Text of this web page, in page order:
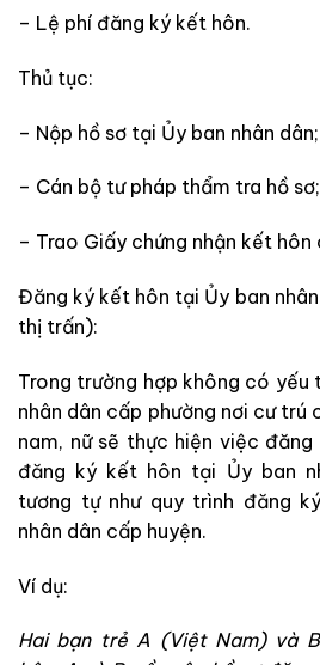
– Lệ phí đăng ký kết hôn.
Thủ tục:
– Nộp hồ sơ tại Ủy ban nhân dân;
– Cán bộ tư pháp thẩm tra hồ sơ;
– Trao Giấy chứng nhận kết hôn
Đăng ký kết hôn tại Ủy ban
thị trấn):
Trong trường hợp không có yếu
nhân dân cấp phường nơi cư trú
nam, nữ sẽ thực hiện việc
đăng ký kết hôn tại Ủy ban
tương tự như quy trình đăng
nhân dân cấp huyện.
Ví dụ:
Hai bạn trẻ A (Việt Nam) và